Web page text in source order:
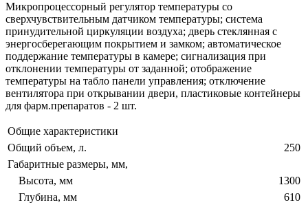
Микропроцессорный регулятор температуры со
сверхчувствительным датчиком температуры; система
принудительной циркуляции воздуха; дверь стеклянная с
энергосберегающим покрытием и замком; автоматическое
поддержание температуры в камере; сигнализация при
отклонении температуры от заданной; отображение
температуры на табло панели управления; отключение
вентилятора при открывании двери, пластиковые контейнеры
для фарм.препаратов - 2 шт.
Общие характеристики
Общий объем, л.
250
Габаритные размеры, мм,
Высота, мм
1300
Глубина, мм
610